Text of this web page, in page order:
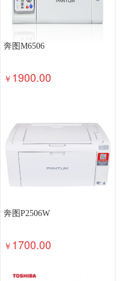
奔图M6506
￥ 1900.00
奔图P2506W
￥ 1700.00